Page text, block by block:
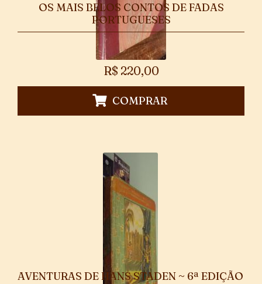
OS MAIS BELOS CONTOS DE FADAS
PORTUGUESES
R$ 220,00
COMPRAR
AVENTURAS DE HANS STADEN ~ 6ª EDIÇÃO